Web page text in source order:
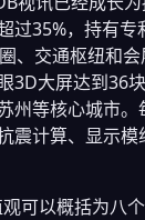
过35%，持有
、交通枢纽和
3D大屏达到36
州等核心城市
震计算、显示
可以概括为八个